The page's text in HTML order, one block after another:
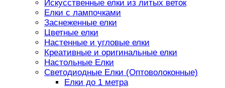
Искусственные елки из литых веток
Елки с лампочками
Заснеженные елки
Цветные елки
Настенные и угловые елки
Креативные и оригинальные елки
Настольные Елки
Светодиодные Елки (Оптоволоконные)
Елки до 1 метра